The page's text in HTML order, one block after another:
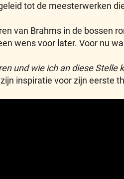
tot de meesterwerken
van Brahms in de bossen
wens voor later. Voor nu
und wie ich an diese
inspiratie voor zijn eerste